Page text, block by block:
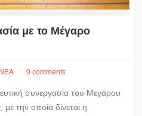
με το Μέγαρο
ΝΕΑ 0 comments
συνεργασία του Μεγάρου
την οποία δίνεται η